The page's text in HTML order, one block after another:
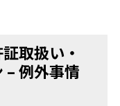
取扱い・
– 例外事情